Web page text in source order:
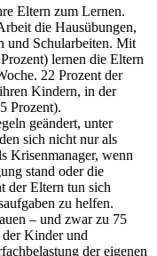
Eltern zum Lernen.
die Hausübungen,
und Schularbeiten. Mit
lernen die Eltern
22 Prozent der
Kindern, in der
Prozent).
geändert, unter
sich nicht nur als
Krisenmanager, wenn
stand oder die
der Eltern tun sich
zu helfen.
– und zwar zu 75
Kinder und
der eigenen